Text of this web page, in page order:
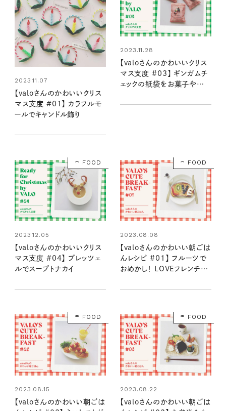
2023.11.07
【valoさんのかわいいクリス
マス支度 #01】 カラフルモ
ールでキャンドル飾り
2023.11.28
【valoさんのかわいいクリス
マス支度 #03】 ギンガムチ
ェックの紙袋をお菓子やハン
FOOD
2023.12.05
【valoさんのかわいいクリス
マス支度 #04】 プレッツェ
ルでスープトナカイ
FOOD
2023.08.08
【valoさんのかわいい朝ごは
んレシピ #01】 フルーツで
おめかし！ LOVEフレンチト
FOOD
2023.08.15
【valoさんのかわいい朝ごは
FOOD
2023.08.22
【valoさんのかわいい朝ごは